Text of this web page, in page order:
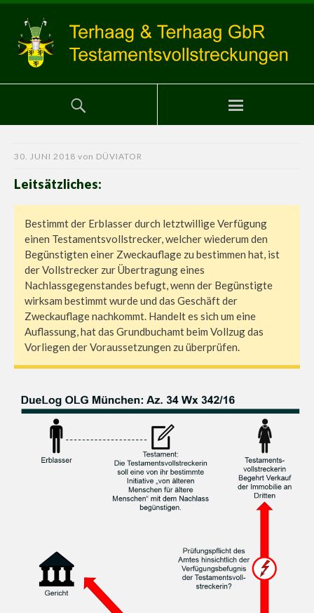
30. JUNI 2018 von DÜVIATOR
Leitsätzliches:
Bestimmt der Erblasser durch letztwillige Verfügung
einen Testamentsvollstrecker, welcher wiederum den
Begünstigten einer Zweckauflage zu bestimmen hat, ist
der Vollstrecker zur Übertragung eines
Nachlassgegenstandes befugt, wenn der Begünstigte
wirksam bestimmt wurde und das Geschäft der
Zweckauflage nachkommt. Handelt es sich um eine
Auflassung, hat das Grundbuchamt beim Vollzug das
Vorliegen der Voraussetzungen zu überprüfen.